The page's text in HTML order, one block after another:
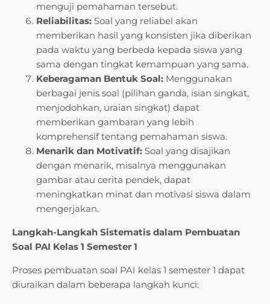
menguji pemahaman tersebut.
Reliabilitas: Soal yang reliabel akan
memberikan hasil yang konsisten jika diberikan
pada waktu yang berbeda kepada siswa yang
sama dengan tingkat kemampuan yang sama.
Keberagaman Bentuk Soal: Menggunakan
berbagai jenis soal (pilihan ganda, isian singkat,
menjodohkan, uraian singkat) dapat
memberikan gambaran yang lebih
komprehensif tentang pemahaman siswa.
Menarik dan Motivatif: Soal yang disajikan
dengan menarik, misalnya menggunakan
gambar atau cerita pendek, dapat
meningkatkan minat dan motivasi siswa dalam
mengerjakan.
Langkah-Langkah Sistematis dalam Pembuatan
Soal PAI Kelas 1 Semester 1
Proses pembuatan soal PAI kelas 1 semester 1 dapat
diuraikan dalam beberapa langkah kunci: